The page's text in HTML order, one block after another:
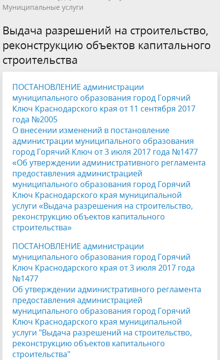
Муниципальные услуги
Выдача разрешений на строительство,
реконструкцию объектов капитального
строительства
ПОСТАНОВЛЕНИЕ администрации
муниципального образования город Горячий
Ключ Краснодарского края от 11 сентября 2017
года №2005
О внесении изменений в постановление
администрации муниципального образования
город Горячий Ключ от 3 июля 2017 года №1477
«Об утверждении административного регламента
предоставления администрацией
муниципального образования город Горячий
Ключ Краснодарского края муниципальной
услуги «Выдача разрешения на строительство,
реконструкцию объектов капитального
строительства»
ПОСТАНОВЛЕНИЕ администрации
муниципального образования город Горячий
Ключ Краснодарского края от 3 июля 2017 года
№1477
Об утверждении административного регламента
предоставления администрацией
муниципального образования город Горячий
Ключ Краснодарского края муниципальной
услуги "Выдача разрешений на строительство,
реконструкцию объектов капитального
строительства"